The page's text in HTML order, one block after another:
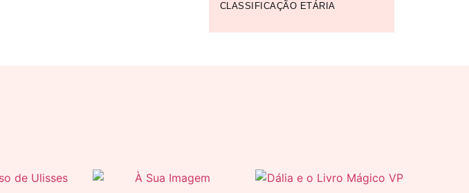
CLASSIFICAÇÃO ETÁRIA